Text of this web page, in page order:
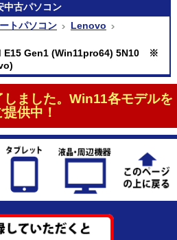
中古パソコン
トパソコン
Lenovo
E15 Gen1 (Win11pro64) 5N10 ※
ました。Win11各モデルを
提供中！